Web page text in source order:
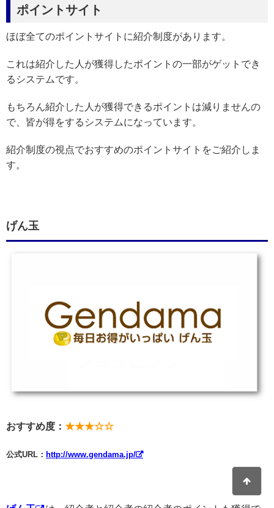
ポイントサイト
ほぼ全てのポイントサイトに紹介制度があります。
これは紹介した人が獲得したポイントの一部がゲットでき
るシステムです。
もちろん紹介した人が獲得できるポイントは減りませんの
で、皆が得をするシステムになっています。
紹介制度の視点でおすすめのポイントサイトをご紹介しま
す。
げん玉
おすすめ度： ★★★☆☆
公式URL： http://www.gendama.jp/